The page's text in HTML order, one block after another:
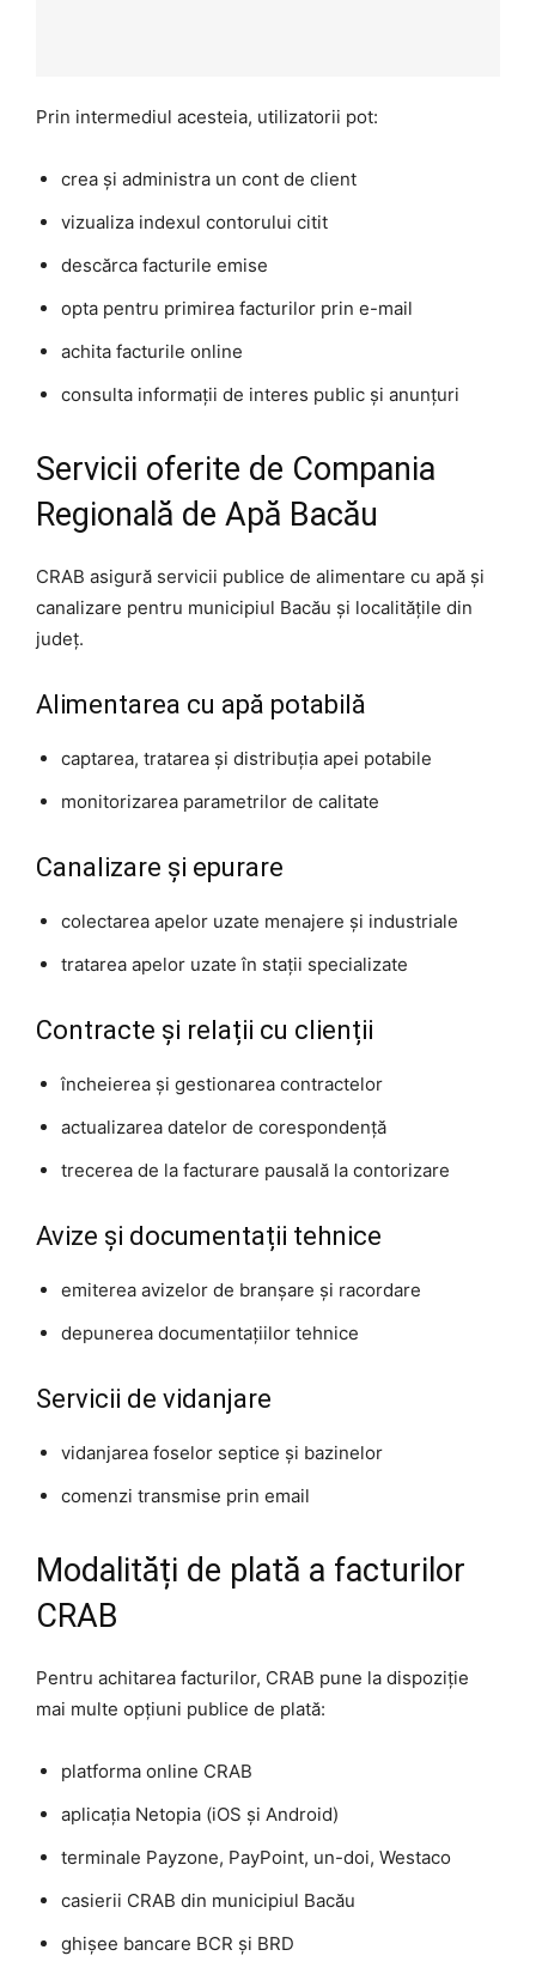
Prin intermediul acesteia, utilizatorii pot:
crea și administra un cont de client
vizualiza indexul contorului citit
descărca facturile emise
opta pentru primirea facturilor prin e-mail
achita facturile online
consulta informații de interes public și anunțuri
Servicii oferite de Compania
Regională de Apă Bacău
CRAB asigură servicii publice de alimentare cu apă și
canalizare pentru municipiul Bacău și localitățile din
județ.
Alimentarea cu apă potabilă
captarea, tratarea și distribuția apei potabile
monitorizarea parametrilor de calitate
Canalizare și epurare
colectarea apelor uzate menajere și industriale
tratarea apelor uzate în stații specializate
Contracte și relații cu clienții
încheierea și gestionarea contractelor
actualizarea datelor de corespondență
trecerea de la facturare pausală la contorizare
Avize și documentații tehnice
emiterea avizelor de branșare și racordare
depunerea documentațiilor tehnice
Servicii de vidanjare
vidanjarea foselor septice și bazinelor
comenzi transmise prin email
Modalități de plată a facturilor
CRAB
Pentru achitarea facturilor, CRAB pune la dispoziție
mai multe opțiuni publice de plată:
platforma online CRAB
aplicația Netopia (iOS și Android)
terminale Payzone, PayPoint, un-doi, Westaco
casierii CRAB din municipiul Bacău
ghișee bancare BCR și BRD